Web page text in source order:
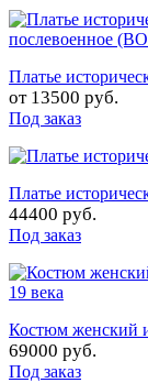
Платье
от 13500 руб.
Под заказ
Платье
44400 руб.
Под заказ
Костюм женский
69000 руб.
Под заказ